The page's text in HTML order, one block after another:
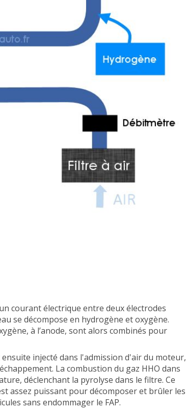
courant électrique entre deux électrodes
se décompose en hydrogène et oxygène.
à l’anode, sont alors combinés pour
ensuite injecté dans l'admission d'air du moteur,
La combustion du gaz HHO dans
déclenchant la pyrolyse dans le filtre. Ce
assez puissant pour décomposer et brûler les
sans endommager le FAP.